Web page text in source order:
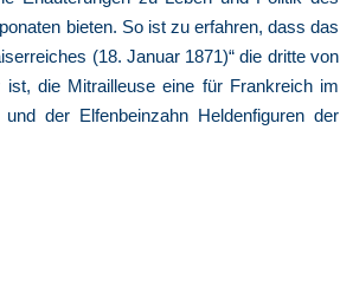
bieten. So ist zu erfahren, dass das
(18. Januar 1871)“ die dritte von
die Mitrailleuse eine für Frankreich im
der Elfenbeinzahn Heldenfiguren der